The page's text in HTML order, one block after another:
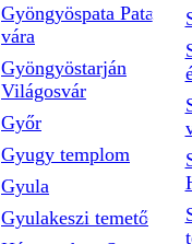
Gyöngyöspata Pata
vára
Gyöngyöstarján
Világosvár
Győr
Gyugy templom
Gyula
Gyulakeszi temető